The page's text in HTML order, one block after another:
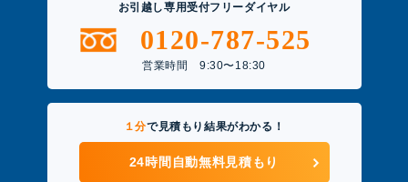
お引越し専用受付フリーダイヤル
0120-787-525
営業時間 9:30〜18:30
１分で見積もり結果がわかる！
24時間自動無料見積もり